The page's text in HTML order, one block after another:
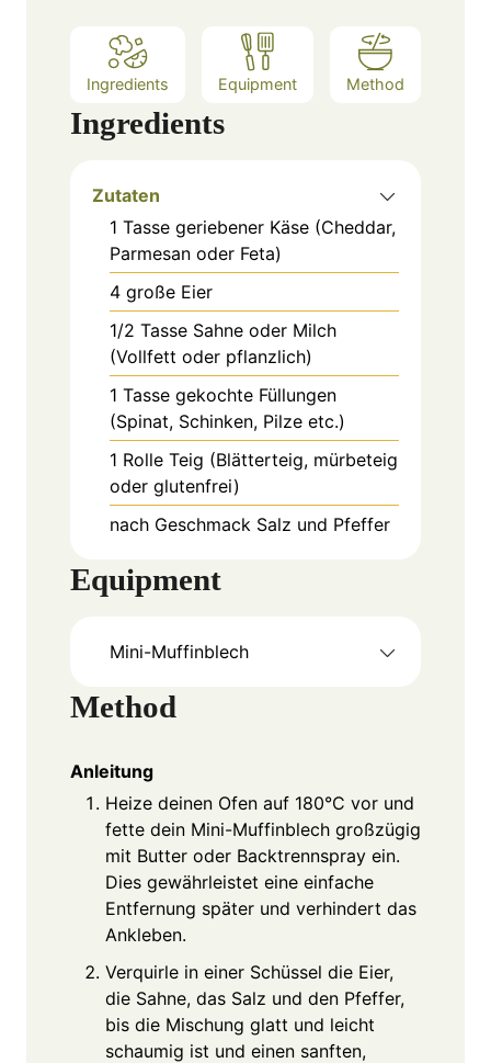
Ingredients Equipment Method
Ingredients
Zutaten
1 Tasse geriebener Käse (Cheddar,
Parmesan oder Feta)
4 große Eier
1/2 Tasse Sahne oder Milch
(Vollfett oder pflanzlich)
1 Tasse gekochte Füllungen
(Spinat, Schinken, Pilze etc.)
1 Rolle Teig (Blätterteig, mürbeteig
oder glutenfrei)
nach Geschmack Salz und Pfeffer
Equipment
Mini-Muffinblech
Method
Anleitung
Heize deinen Ofen auf 180°C vor und
fette dein Mini-Muffinblech großzügig
mit Butter oder Backtrennspray ein.
Dies gewährleistet eine einfache
Entfernung später und verhindert das
Ankleben.
Verquirle in einer Schüssel die Eier,
die Sahne, das Salz und den Pfeffer,
bis die Mischung glatt und leicht
schaumig ist und einen sanften,